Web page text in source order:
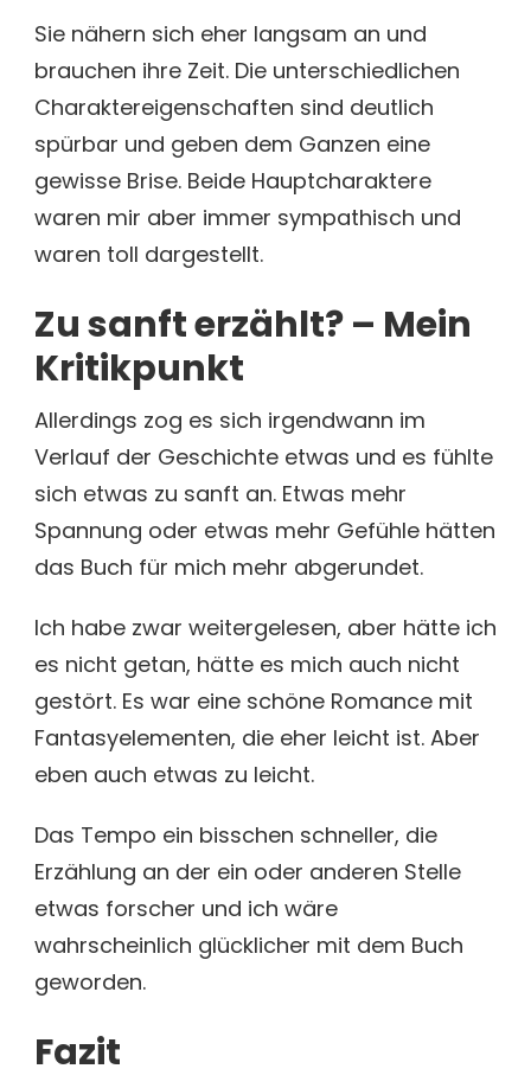
Sie nähern sich eher langsam an und
brauchen ihre Zeit. Die unterschiedlichen
Charaktereigenschaften sind deutlich
spürbar und geben dem Ganzen eine
gewisse Brise. Beide Hauptcharaktere
waren mir aber immer sympathisch und
waren toll dargestellt.
Zu sanft erzählt? – Mein
Kritikpunkt
Allerdings zog es sich irgendwann im
Verlauf der Geschichte etwas und es fühlte
sich etwas zu sanft an. Etwas mehr
Spannung oder etwas mehr Gefühle hätten
das Buch für mich mehr abgerundet.
Ich habe zwar weitergelesen, aber hätte ich
es nicht getan, hätte es mich auch nicht
gestört. Es war eine schöne Romance mit
Fantasyelementen, die eher leicht ist. Aber
eben auch etwas zu leicht.
Das Tempo ein bisschen schneller, die
Erzählung an der ein oder anderen Stelle
etwas forscher und ich wäre
wahrscheinlich glücklicher mit dem Buch
geworden.
Fazit